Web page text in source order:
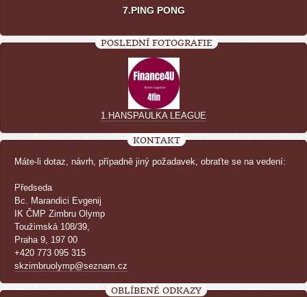
7.PING PONG
POSLEDNÍ FOTOGRAFIE
1.HANSPAULKA LEAGUE
KONTAKT
Máte-li dotaz, návrh, případně jiný požadavek, obraťte se na vedení:
Předseda
Bc. Marandici Evgenij
IK ČMP Zimbru Olymp
Toužimská 108/39,
Praha 9, 197 00
+420 773 095 315
skzimbruolymp@seznam.cz
OBLÍBENÉ ODKAZY